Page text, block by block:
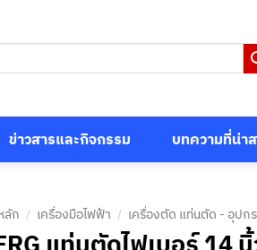
ข่าวสารและกิจกรรม บทความที่น่า
ลัก / เครื่องมือไฟฟ้า / เครื่องตัด แท่นตัด - อุปก
แท่นตัดไฟเบอร์ 14